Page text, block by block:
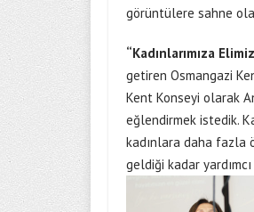
görüntülere sahne
“Kadınlarımıza
getiren Osmangazi
Kent Konseyi olarak
eğlendirmek istedik.
kadınlara daha fazla
geldiği kadar